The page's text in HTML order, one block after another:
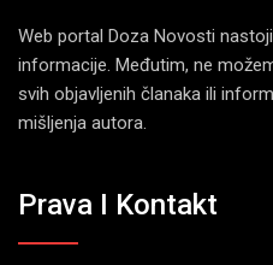
Web portal Doza Novosti
informacije. Međutim, ne
svih objavljenih članaka ili
mišljenja autora.
Prava I Kontakt